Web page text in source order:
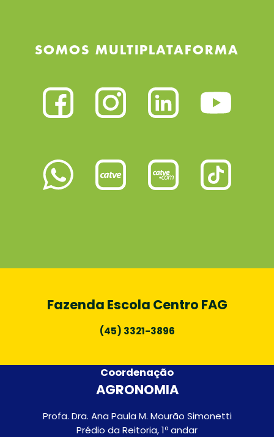
SOMOS MULTIPLATAFORMA
Fazenda Escola Centro FAG
(45) 3321-3896
Coordenação
AGRONOMIA
Profa. Dra. Ana Paula M. Mourão Simonetti
Prédio da Reitoria, 1º andar